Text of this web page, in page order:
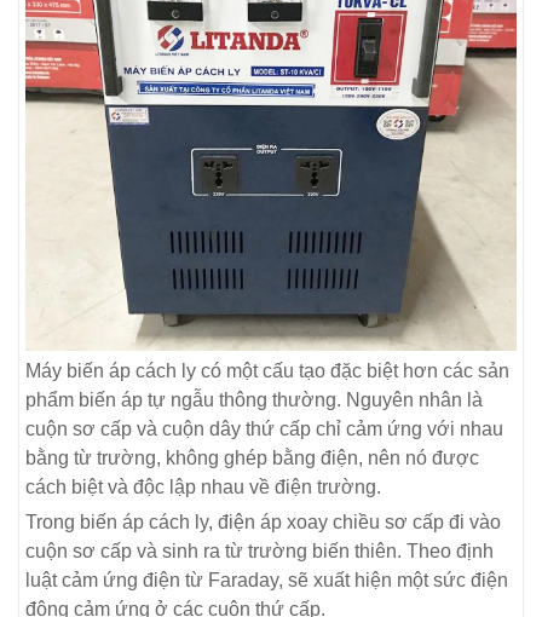
Máy biến áp cách ly có một cấu tạo đặc biệt hơn các sản
phẩm biến áp tự ngẫu thông thường. Nguyên nhân là
cuộn sơ cấp và cuộn dây thứ cấp chỉ cảm ứng với nhau
bằng từ trường, không ghép bằng điện, nên nó được
cách biệt và độc lập nhau về điện trường.
Trong biến áp cách ly, điện áp xoay chiều sơ cấp đi vào
cuộn sơ cấp và sinh ra từ trường biến thiên. Theo định
luật cảm ứng điện từ Faraday, sẽ xuất hiện một sức điện
động cảm ứng ở các cuộn thứ cấp.